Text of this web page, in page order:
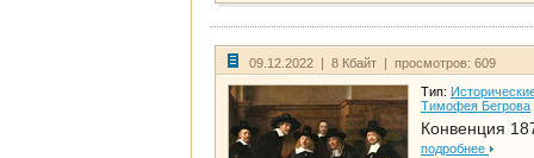
09.12.2022 | 8 Кбайт | просмотров: 609
Тип:
Тимофея Бегрова
Конвенция
подробнее